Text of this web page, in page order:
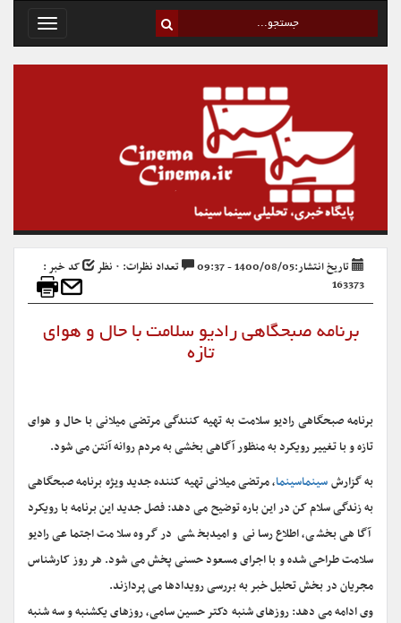
Toggle
تاریخ انتشار:1400/08/05 - 09:37 تعداد نظرات: ۰ نظر
کد خبر :
163373
برنامه صبحگاهی رادیو سلامت با حال و هوای
تازه
برنامه صبحگاهی رادیو سلامت به تهیه کنندگی مرتضی میلانی با حال و هوای
تازه و با تغییر رویکرد به منظور آگاهی بخشی به مردم روانه آنتن می شود.
به گزارشسینماسینما، مرتضی میلانی تهیه کننده جدید ویژه برنامه صبحگاهی
به زندگی سلام کن در این باره توضیح می دهد: فصل جدید این برنامه با رویکرد
آگاهی بخشی، اطلاع رسانی و امیدبخشی در گروه سلامت اجتماعی رادیو
سلامت طراحی شده و با اجرای مسعود حسنی پخش می شود. هر روز کارشناس
مجریان در بخش تحلیل خبر به بررسی رویدادها می پردازند.
وی ادامه می دهد: روزهای شنبه دکتر حسین سامی، روزهای یکشنبه و سه شنبه